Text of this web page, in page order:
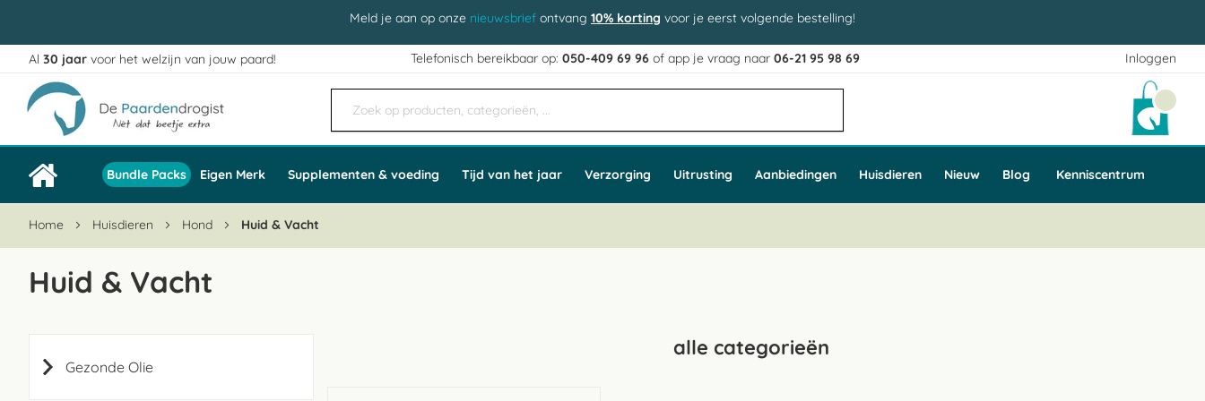
Meld je aan op onze nieuwsbrief ontvang 10% korting voor je eerst volgende bestelling!
Inloggen
Ga
naar
de
inhoud
Al 30 jaar voor het welzijn van jouw paard! Telefonisch bereikbaar op:050-409 69 96 of app je vraag naar06-21 95 98 69
Bundle Packs Eigen Merk Supplementen & voeding Tijd van het jaar Verzorging Uitrusting Aanbiedingen Huisdieren Nieuw Blog Kenniscentrum
Home Huisdieren Hond Huid & Vacht
Huid & Vacht
alle categorieën
Gezonde Olie